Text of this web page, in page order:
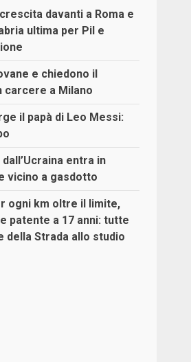
davanti a Roma e
ultima per Pil e
e chiedono il
carcere a Milano
il papà di Leo Messi:
entra in
vicino a gasdotto
ogni km oltre il limite,
patente a 17 anni: tutte
della Strada allo studio